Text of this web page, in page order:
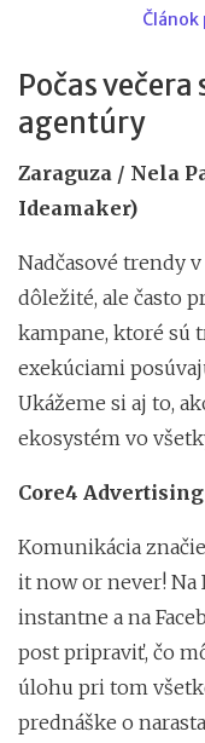
Článok
Počas
agentúry
Zaraguza / Nela
Ideamaker)
Nadčasové trendy
dôležité, ale často
kampane, ktoré sú
exekúciami
Ukážeme si aj to,
ekosystém vo
Core4
Komunikácia
it now or never! Na
instantne a na
post pripraviť, čo
úlohu pri tom
prednáške o